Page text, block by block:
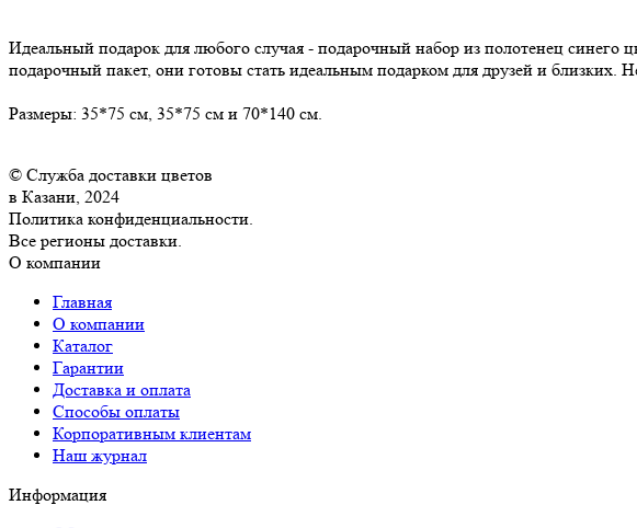
Идеальный подарок для любого случая - подарочный набор из полотенец
подарочный пакет, они готовы стать идеальным подарком для друзей и
Размеры: 35*75 см, 35*75 см и 70*140 см.
© Служба доставки цветов
в Казани, 2024
Политика конфиденциальности.
Все регионы доставки.
О компании
Главная
О компании
Каталог
Гарантии
Доставка и оплата
Способы оплаты
Корпоративным клиентам
Наш журнал
Информация